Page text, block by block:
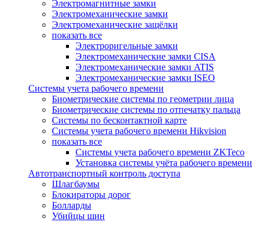
Электромагнитные замки
Электромеханические замки
Электромеханические защёлки
показать все
Электроригельные замки
Электромеханические замки CISA
Электромеханические замки ATIS
Электромеханические замки ISEO
Системы учета рабочего времени
Биометрические системы по геометрии лица
Биометрические системы по отпечатку пальца
Системы по бесконтактной карте
Системы учета рабочего времени Hikvision
показать все
Системы учета рабочего времени ZKTeco
Установка системы учёта рабочего времени
Автотранспортный контроль доступа
Шлагбаумы
Блокираторы дорог
Болларды
Убийцы шин